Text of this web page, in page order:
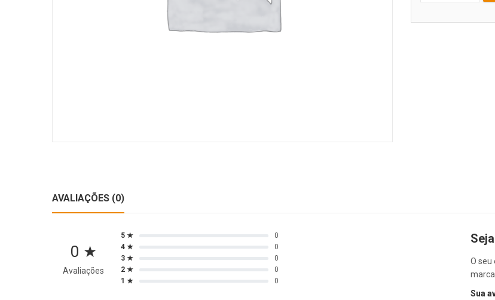
AVALIAÇÕES (0)
0 ★
Avaliações
5 ★
0
4 ★
0
3 ★
0
2 ★
0
1 ★
0
O seu
Sua